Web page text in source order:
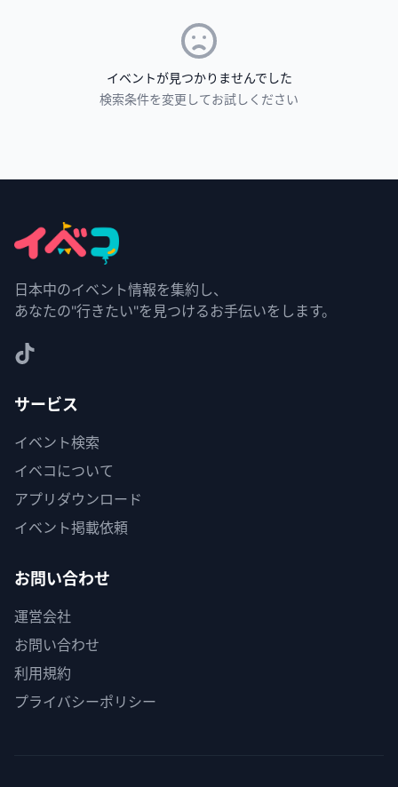
イベントが見つかりませんでした
検索条件を変更してお試しください
日本中のイベント情報を集約し、
あなたの"行きたい"を見つけるお手伝いをします。
サービス
イベント検索
イベコについて
アプリダウンロード
イベント掲載依頼
お問い合わせ
運営会社
お問い合わせ
利用規約
プライバシーポリシー